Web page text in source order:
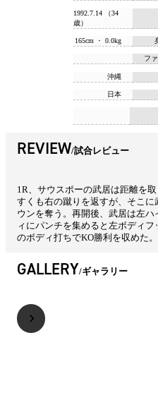
1992.7.14 （34
歳）
165cm ・ 0.0kg
フ
沖縄
日本
REVIEW 試合レビュー
1R、サウスポーの武居は距離を
すくも右の蹴りを返すが、そこ
ウンを奪う。再開後、武居は左
ィにパンチを集めると左ボディ
のボディ打ちでKO勝利を収めた。
GALLERY ギャラリー